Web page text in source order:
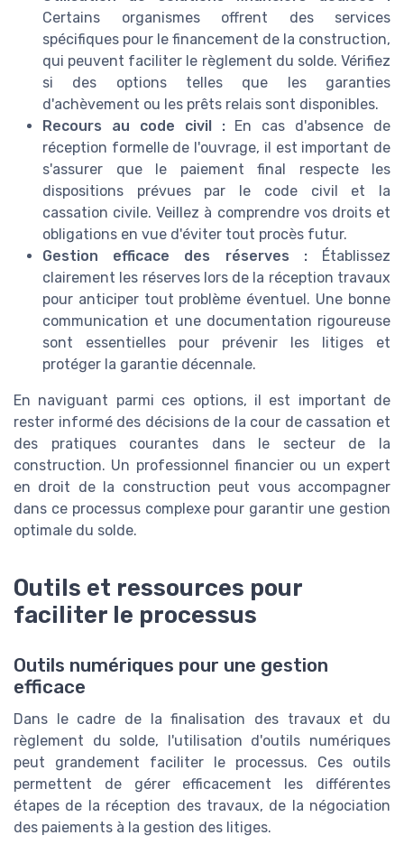
Certains organismes offrent des services
spécifiques pour le financement de la construction,
qui peuvent faciliter le règlement du solde. Vérifiez
si des options telles que les garanties
d'achèvement ou les prêts relais sont disponibles.
Recours au code civil :En cas d'absence de
réception formelle de l'ouvrage, il est important de
s'assurer que le paiement final respecte les
dispositions prévues par le code civil et la
cassation civile. Veillez à comprendre vos droits et
obligations en vue d'éviter tout procès futur.
Gestion efficace des réserves :Établissez
clairement les réserves lors de la réception travaux
pour anticiper tout problème éventuel. Une bonne
communication et une documentation rigoureuse
sont essentielles pour prévenir les litiges et
protéger la garantie décennale.
En naviguant parmi ces options, il est important de
rester informé des décisions de la cour de cassation et
des pratiques courantes dans le secteur de la
construction. Un professionnel financier ou un expert
en droit de la construction peut vous accompagner
dans ce processus complexe pour garantir une gestion
optimale du solde.
Outils et ressources pour
faciliter le processus
Outils numériques pour une gestion
efficace
Dans le cadre de la finalisation des travaux et du
règlement du solde, l'utilisation d'outils numériques
peut grandement faciliter le processus. Ces outils
permettent de gérer efficacement les différentes
étapes de la réception des travaux, de la négociation
des paiements à la gestion des litiges.